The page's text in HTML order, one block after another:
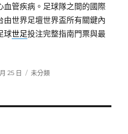
血管疾病。足球隊之間的國際
由世界足壇世界盃所有關鍵內
球世足投注完整指南門票與最
25 日
分
未分類